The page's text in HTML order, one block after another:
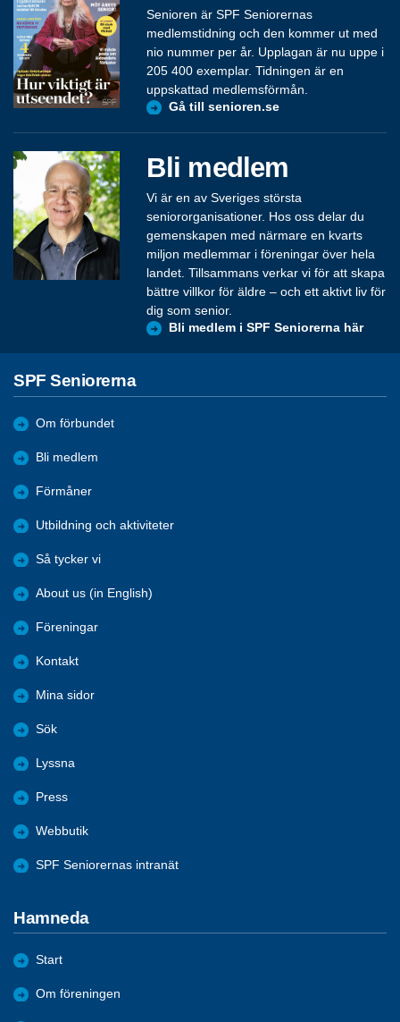
Senioren är SPF Seniorernas
medlemstidning och den kommer ut med
nio nummer per år. Upplagan är nu uppe i
205 400 exemplar. Tidningen är en
uppskattad medlemsförmån.
Gå till senioren.se
Bli medlem
Vi är en av Sveriges största
seniororganisationer. Hos oss delar du
gemenskapen med närmare en kvarts
miljon medlemmar i föreningar över hela
landet. Tillsammans verkar vi för att skapa
bättre villkor för äldre – och ett aktivt liv för
dig som senior.
Bli medlem i SPF Seniorerna här
SPF Seniorerna
Om förbundet
Bli medlem
Förmåner
Utbildning och aktiviteter
Så tycker vi
About us (in English)
Föreningar
Kontakt
Mina sidor
Sök
Lyssna
Press
Webbutik
SPF Seniorernas intranät
Hamneda
Start
Om föreningen